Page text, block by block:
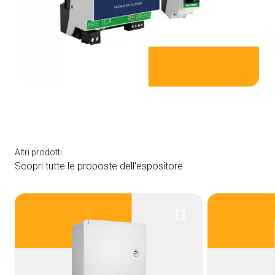
Altri prodotti
Scopri tutte le proposte dell'espositore